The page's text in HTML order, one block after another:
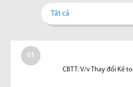
Tất cả
01
CBTT: V/v Thay đổi Kế